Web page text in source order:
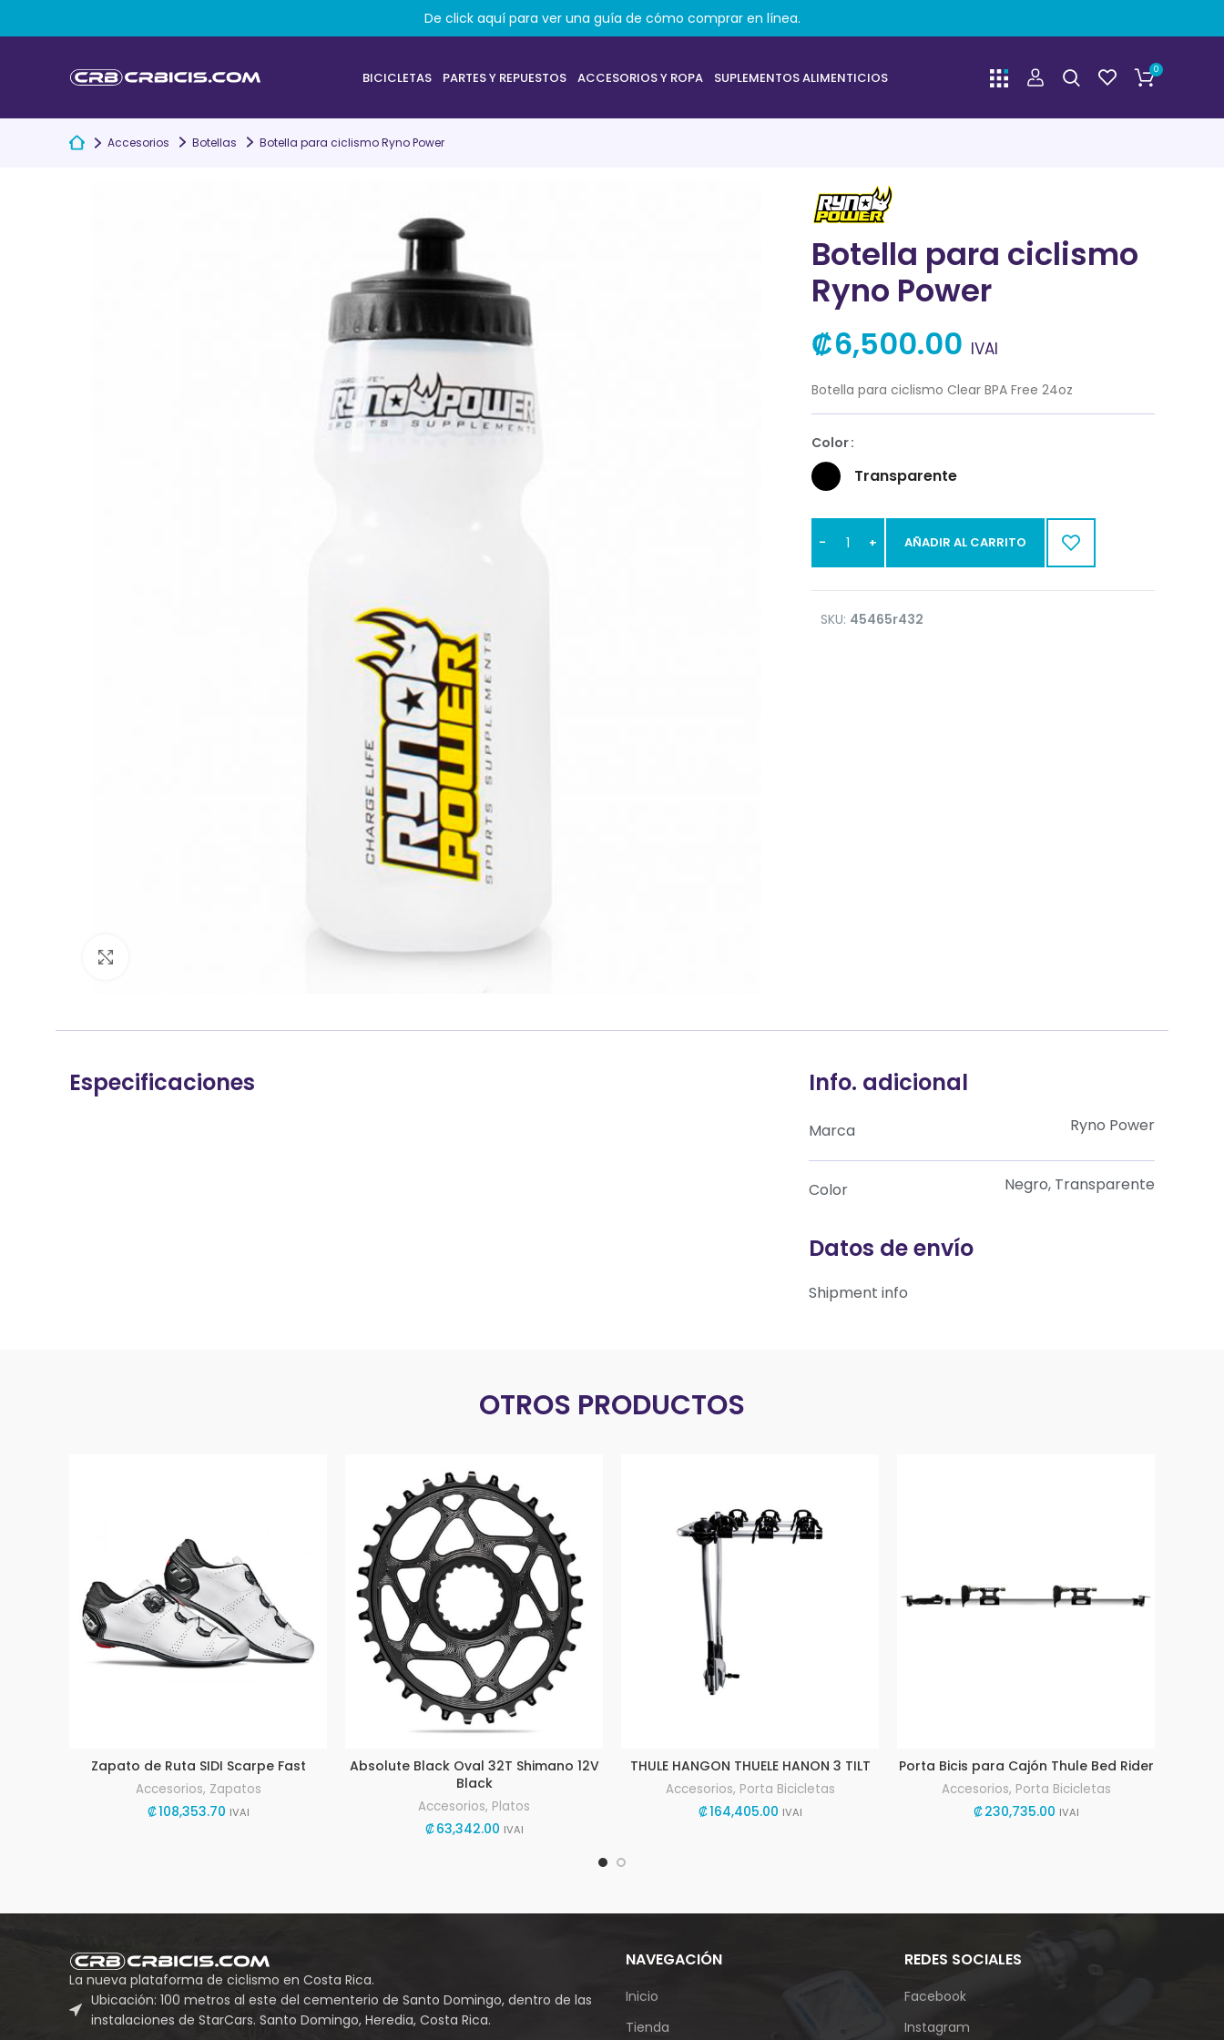
BICICLETAS PARTES Y REPUESTOS ACCESORIOS Y ROPA SUPLEMENTOS ALIMENTICIOS 0
Accesorios Botellas Botella para ciclismo Ryno Power
Botella para ciclismo
Ryno Power
₡6,500.00 IVAI
Botella para ciclismo Clear BPA Free 24oz
Color
Transparente
AÑADIR AL CARRITO
SKU: 45465r432
Especificaciones Info. adicional
Marca Ryno Power
Color Negro, Transparente
Datos de envío
Shipment info
OTROS PRODUCTOS
Zapato de Ruta SIDI Scarpe Fast
Accesorios, Zapatos
₡108,353.70 IVAI
Absolute Black Oval 32T Shimano 12V
Black
Accesorios, Platos
₡63,342.00 IVAI
THULE HANGON THUELE HANON 3 TILT
Accesorios, Porta Bicicletas
₡164,405.00 IVAI
Porta Bicis para Cajón Thule Bed Rider
Accesorios, Porta Bicicletas
₡230,735.00 IVAI
La nueva plataforma de ciclismo en Costa Rica.
Ubicación: 100 metros al este del cementerio de Santo Domingo, dentro de las
instalaciones de StarCars. Santo Domingo, Heredia, Costa Rica.
NAVEGACIÓN
Inicio
Tienda
REDES SOCIALES
Facebook
Instagram
De click aquí para ver una guía de cómo comprar en línea.